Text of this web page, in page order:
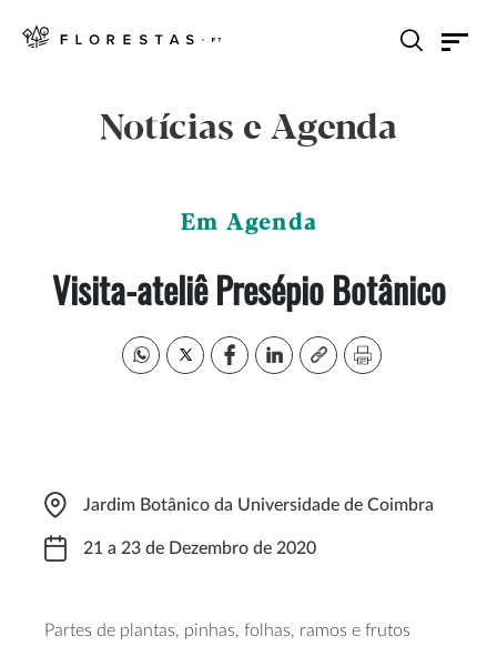
Notícias e Agenda
Em Agenda
Visita-ateliê Presépio Botânico
Jardim Botânico da Universidade de Coimbra
21 a 23 de Dezembro de 2020
Partes de plantas, pinhas, folhas, ramos e frutos